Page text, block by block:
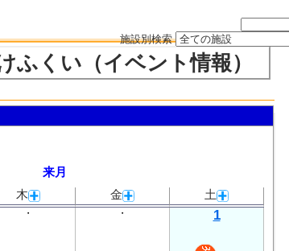
施設別検索
ふくい（イベント情報）
来月
木 金 土
・ ・ 1